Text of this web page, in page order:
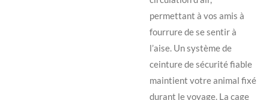
permettant à vos amis à
fourrure de se sentir à
l’aise. Un système de
ceinture de sécurité fiable
maintient votre animal fixé
durant le voyage. La cage